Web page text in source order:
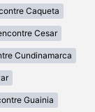
Caqueta
Cesar
Cundinamarca
Guainia